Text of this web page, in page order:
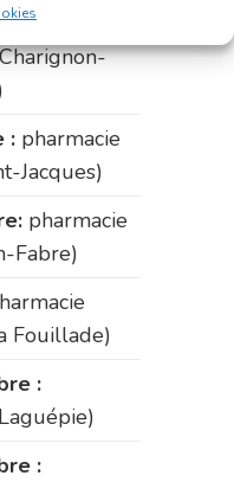
1er
: pharmacie
Jacques)
pharmacie
Fabre)
Fouillade)
:
: